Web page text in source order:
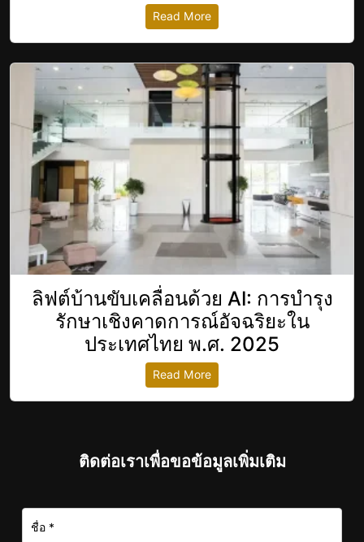
Read More
ลิฟต์บ้านขับเคลื่อนด้วย AI: การบำรุง
รักษาเชิงคาดการณ์อัจฉริยะใน
ประเทศไทย พ.ศ. 2025
Read More
ติดต่อเราเพื่อขอข้อมูลเพิ่มเติม